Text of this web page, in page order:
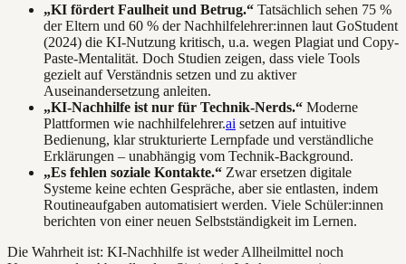
„KI fördert Faulheit und Betrug.“ Tatsächlich sehen 75 %
der Eltern und 60 % der Nachhilfelehrer:innen laut GoStudent
(2024) die KI-Nutzung kritisch, u.a. wegen Plagiat und Copy-
Paste-Mentalität. Doch Studien zeigen, dass viele Tools
gezielt auf Verständnis setzen und zu aktiver
Auseinandersetzung anleiten.
„KI-Nachhilfe ist nur für Technik-Nerds.“ Moderne
Plattformen wie nachhilfelehrer.ai setzen auf intuitive
Bedienung, klar strukturierte Lernpfade und verständliche
Erklärungen – unabhängig vom Technik-Background.
„Es fehlen soziale Kontakte.“ Zwar ersetzen digitale
Systeme keine echten Gespräche, aber sie entlasten, indem
Routineaufgaben automatisiert werden. Viele Schüler:innen
berichten von einer neuen Selbstständigkeit im Lernen.
Die Wahrheit ist: KI-Nachhilfe ist weder Allheilmittel noch